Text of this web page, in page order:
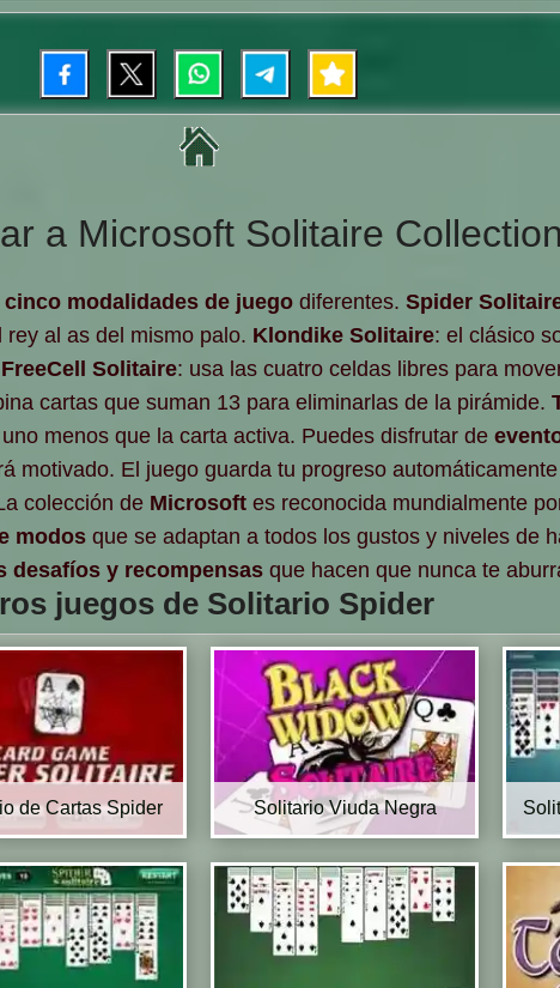
a Microsoft Solitaire Collection
cinco modalidades de juegodiferentes. Spider
al as del mismo palo. Klondike Solitaire: el clásico
FreeCell Solitaire: usa las cuatro celdas libres para
cartas que suman 13 para eliminarlas de la pirámide.
menos que la carta activa. Puedes disfrutar de
motivado. El juego guarda tu progreso
colección de Microsoftes reconocida mundialmente
modosque se adaptan a todos los gustos y niveles de
desafíos y recompensas que hacen que nunca te
juegos de Solitario Spider
de Cartas Spider Solitario Viuda Negra